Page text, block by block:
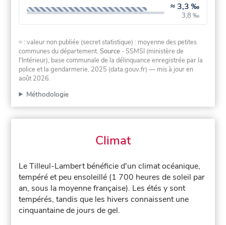
≈ 3,3 ‰
3,8 ‰
≈ : valeur non publiée (secret statistique) : moyenne des petites
communes du département.Source - SSMSI (ministère de
l'Intérieur), base communale de la délinquance enregistrée par la
police et la gendarmerie, 2025 (data.gouv.fr) — mis à jour en
août 2026.
Méthodologie
Climat
Le Tilleul-Lambert bénéficie d'un climat océanique,
tempéré et peu ensoleillé (1 700 heures de soleil par
an, sous la moyenne française). Les étés y sont
tempérés, tandis que les hivers connaissent une
cinquantaine de jours de gel.